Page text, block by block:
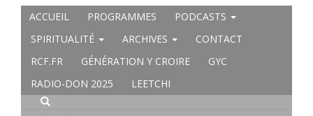
ACCUEIL PROGRAMMES
PODCASTS
SPIRITUALITÉ
ARCHIVES
CONTACT
RCF.FR
GÉNÉRATION Y CROIRE
GYC
RADIO-DON 2025
LEETCHI